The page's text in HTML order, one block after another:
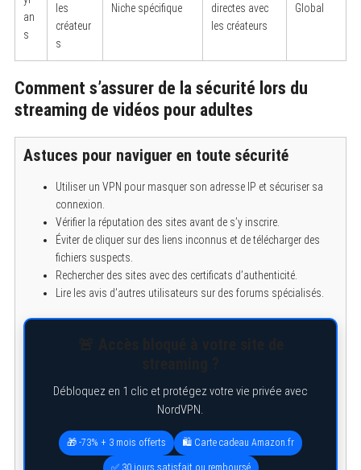
an
s
les
créateur
s
Niche spécifique
directes avec
les créateurs
Global
Comment s’assurer de la sécurité lors du
streaming de vidéos pour adultes
Astuces pour naviguer en toute sécurité
Utiliser un VPN pour masquer son adresse IP et sécuriser sa
connexion.
Vérifier la réputation des sites avant de s’y inscrire.
Éviter de cliquer sur des liens inconnus et de télécharger des
fichiers suspects.
Rechercher des sites avec des certificats d’authenticité.
Lire les avis d’autres utilisateurs sur des forums spécialisés.
Débloquez en 1 clic et protégez votre vie privée avec
NordVPN.
🎁 -73% + 3 mois offerts 🛍️ Carte cadeau Amazon.fr
✅ 30 jours satisfait ou remboursé